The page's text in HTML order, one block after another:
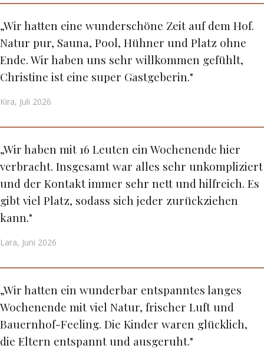
„Wir hatten eine wunderschöne Zeit auf dem Hof.
Natur pur, Sauna, Pool, Hühner und Platz ohne
Ende. Wir haben uns sehr willkommen gefühlt,
Christine ist eine super Gastgeberin."
Kira, Juli 2026
„Wir haben mit 16 Leuten ein Wochenende hier
verbracht. Insgesamt war alles sehr unkompliziert
und der Kontakt immer sehr nett und hilfreich. Es
gibt viel Platz, sodass sich jeder zurückziehen
kann."
Lara, Juni 2026
„Wir hatten ein wunderbar entspanntes langes
Wochenende mit viel Natur, frischer Luft und
Bauernhof-Feeling. Die Kinder waren glücklich,
die Eltern entspannt und ausgeruht."